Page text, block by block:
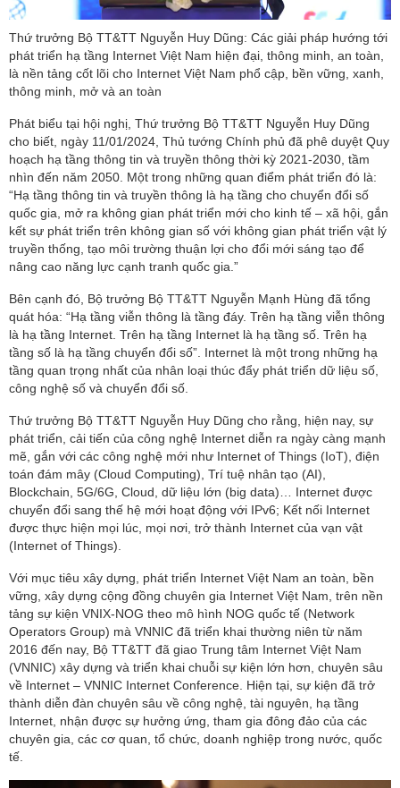
Thứ trưởng Bộ TT&TT Nguyễn Huy Dũng: Các giải pháp hướng tới
phát triển hạ tầng Internet Việt Nam hiện đại, thông minh, an toàn,
là nền tảng cốt lõi cho Internet Việt Nam phổ cập, bền vững, xanh,
thông minh, mở và an toàn
Phát biểu tại hội nghị, Thứ trưởng Bộ TT&TT Nguyễn Huy Dũng
cho biết, ngày 11/01/2024, Thủ tướng Chính phủ đã phê duyệt Quy
hoạch hạ tầng thông tin và truyền thông thời kỳ 2021-2030, tầm
nhìn đến năm 2050. Một trong những quan điểm phát triển đó là:
“Hạ tầng thông tin và truyền thông là hạ tầng cho chuyển đổi số
quốc gia, mở ra không gian phát triển mới cho kinh tế – xã hội, gắn
kết sự phát triển trên không gian số với không gian phát triển vật lý
truyền thống, tạo môi trường thuận lợi cho đổi mới sáng tạo để
nâng cao năng lực cạnh tranh quốc gia.”
Bên cạnh đó, Bộ trưởng Bộ TT&TT Nguyễn Mạnh Hùng đã tổng
quát hóa: “Hạ tầng viễn thông là tầng đáy. Trên hạ tầng viễn thông
là hạ tầng Internet. Trên hạ tầng Internet là hạ tầng số. Trên hạ
tầng số là hạ tầng chuyển đổi số”. Internet là một trong những hạ
tầng quan trọng nhất của nhân loại thúc đẩy phát triển dữ liệu số,
công nghệ số và chuyển đổi số.
Thứ trưởng Bộ TT&TT Nguyễn Huy Dũng cho rằng, hiện nay, sự
phát triển, cải tiến của công nghệ Internet diễn ra ngày càng mạnh
mẽ, gắn với các công nghệ mới như Internet of Things (IoT), điện
toán đám mây (Cloud Computing), Trí tuệ nhân tạo (AI),
Blockchain, 5G/6G, Cloud, dữ liệu lớn (big data)… Internet được
chuyển đổi sang thế hệ mới hoạt động với IPv6; Kết nối Internet
được thực hiện mọi lúc, mọi nơi, trở thành Internet của vạn vật
(Internet of Things).
Với mục tiêu xây dựng, phát triển Internet Việt Nam an toàn, bền
vững, xây dựng cộng đồng chuyên gia Internet Việt Nam, trên nền
tảng sự kiện VNIX-NOG theo mô hình NOG quốc tế (Network
Operators Group) mà VNNIC đã triển khai thường niên từ năm
2016 đến nay, Bộ TT&TT đã giao Trung tâm Internet Việt Nam
(VNNIC) xây dựng và triển khai chuỗi sự kiện lớn hơn, chuyên sâu
về Internet – VNNIC Internet Conference. Hiện tại, sự kiện đã trở
thành diễn đàn chuyên sâu về công nghệ, tài nguyên, hạ tầng
Internet, nhận được sự hưởng ứng, tham gia đông đảo của các
chuyên gia, các cơ quan, tổ chức, doanh nghiệp trong nước, quốc
tế.